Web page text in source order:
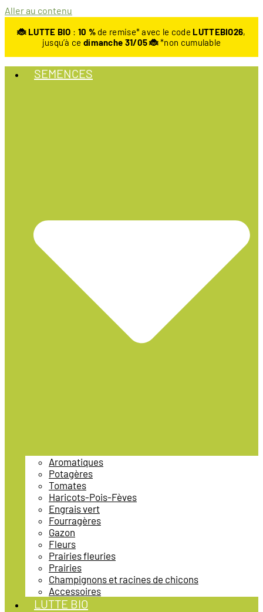
Aller au contenu
🐞 LUTTE BIO : 10 %de remise* avec le code LUTTEBIO26,
jusqu’à ce dimanche 31/05 🐞*non cumulable
SEMENCES
Aromatiques
Potagères
Tomates
Haricots-Pois-Fèves
Engrais vert
Fourragères
Gazon
Fleurs
Prairies fleuries
Prairies
Champignons et racines de chicons
Accessoires
LUTTE BIO